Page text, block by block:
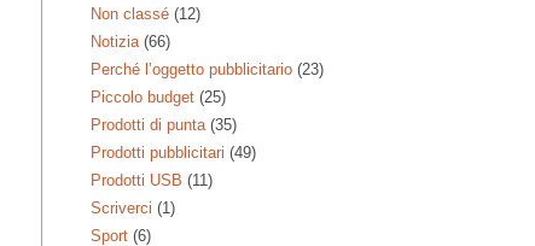
Non classé (12)
Notizia (66)
Perché l’oggetto pubblicitario (23)
Piccolo budget (25)
Prodotti di punta (35)
Prodotti pubblicitari (49)
Prodotti USB (11)
Scriverci (1)
Sport (6)